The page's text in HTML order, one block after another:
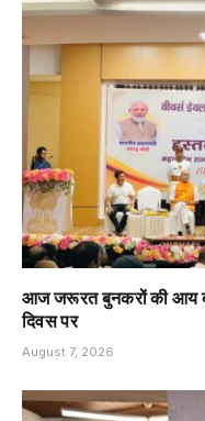
आज जरूरत बुनकरों की आय
दिवस पर
August 7, 2026